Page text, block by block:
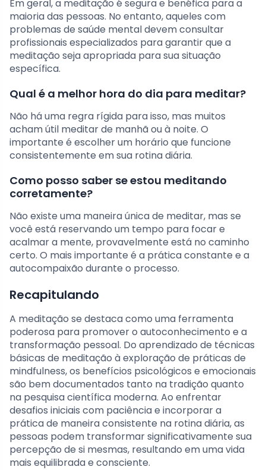
Em geral, a meditação é segura e benéfica para a
maioria das pessoas. No entanto, aqueles com
problemas de saúde mental devem consultar
profissionais especializados para garantir que a
meditação seja apropriada para sua situação
específica.
Qual é a melhor hora do dia para meditar?
Não há uma regra rígida para isso, mas muitos
acham útil meditar de manhã ou à noite. O
importante é escolher um horário que funcione
consistentemente em sua rotina diária.
Como posso saber se estou meditando
corretamente?
Não existe uma maneira única de meditar, mas se
você está reservando um tempo para focar e
acalmar a mente, provavelmente está no caminho
certo. O mais importante é a prática constante e a
autocompaixão durante o processo.
Recapitulando
A meditação se destaca como uma ferramenta
poderosa para promover o autoconhecimento e a
transformação pessoal. Do aprendizado de técnicas
básicas de meditação à exploração de práticas de
mindfulness, os benefícios psicológicos e emocionais
são bem documentados tanto na tradição quanto
na pesquisa científica moderna. Ao enfrentar
desafios iniciais com paciência e incorporar a
prática de maneira consistente na rotina diária, as
pessoas podem transformar significativamente sua
percepção de si mesmas, resultando em uma vida
mais equilibrada e consciente.